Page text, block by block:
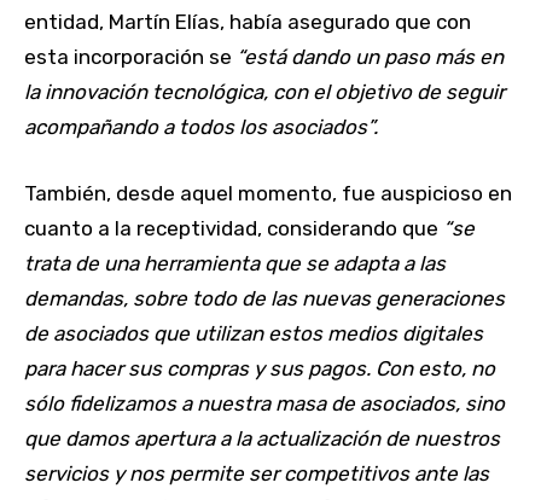
entidad, Martín Elías, había asegurado que con
esta incorporación se “está dando un paso más en
la innovación tecnológica, con el objetivo de seguir
acompañando a todos los asociados”.
También, desde aquel momento, fue auspicioso en
cuanto a la receptividad, considerando que “se
trata de una herramienta que se adapta a las
demandas, sobre todo de las nuevas generaciones
de asociados que utilizan estos medios digitales
para hacer sus compras y sus pagos. Con esto, no
sólo fidelizamos a nuestra masa de asociados, sino
que damos apertura a la actualización de nuestros
servicios y nos permite ser competitivos ante las